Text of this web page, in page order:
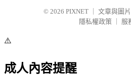
© 2026 PIXNET
文章與圖
隱私權政策
服
⚠️
成人內容提醒